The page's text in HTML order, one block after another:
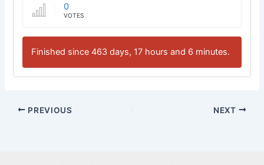
0
VOTES
Finished since 463 days, 17 hours and 6 minutes.
PREVIOUS NEXT